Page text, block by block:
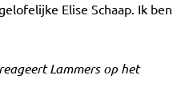
Elise Schaap. Ik ben
Lammers op het